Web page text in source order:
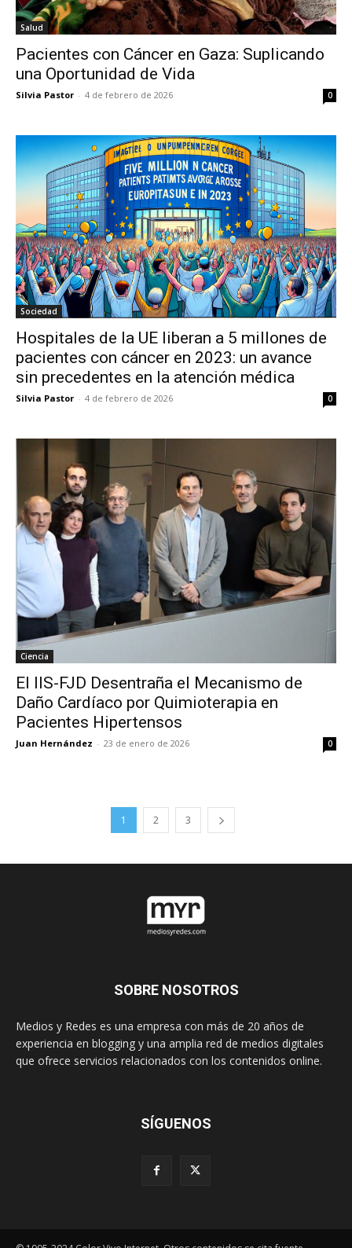
Salud
Pacientes con Cáncer en Gaza: Suplicando
una Oportunidad de Vida
Silvia Pastor - 4 de febrero de 2026 0
Sociedad
Hospitales de la UE liberan a 5 millones de
pacientes con cáncer en 2023: un avance
sin precedentes en la atención médica
Silvia Pastor - 4 de febrero de 2026 0
Ciencia
El IIS-FJD Desentraña el Mecanismo de
Daño Cardíaco por Quimioterapia en
Pacientes Hipertensos
Juan Hernández - 23 de enero de 2026 0
1 2 3
SOBRE NOSOTROS
Medios y Redes es una empresa con más de 20 años de
experiencia en blogging y una amplia red de medios digitales
que ofrece servicios relacionados con los contenidos online.
SÍGUENOS